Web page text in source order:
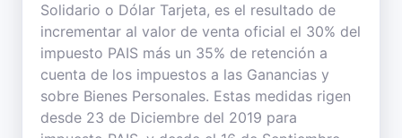
Solidario o Dólar Tarjeta, es el resultado de
incrementar al valor de venta oficial el 30% del
impuesto PAIS más un 35% de retención a
cuenta de los impuestos a las Ganancias y
sobre Bienes Personales. Estas medidas rigen
desde 23 de Diciembre del 2019 para